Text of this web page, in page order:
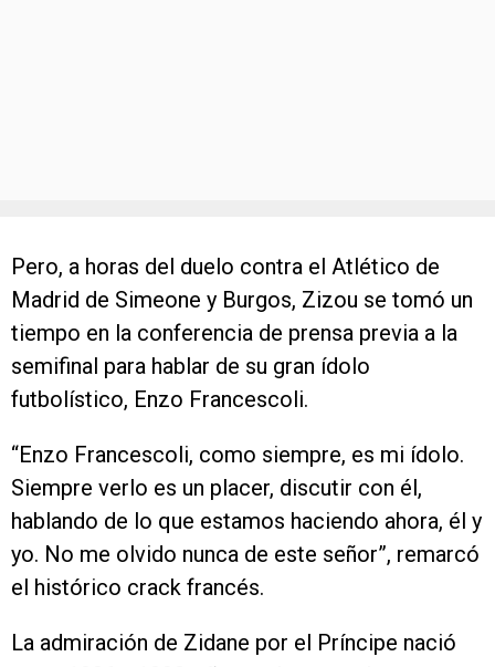
Pero, a horas del duelo contra el Atlético de
Madrid de Simeone y Burgos, Zizou se tomó un
tiempo en la conferencia de prensa previa a la
semifinal para hablar de su gran ídolo
futbolístico, Enzo Francescoli.
“Enzo Francescoli, como siempre, es mi ídolo.
Siempre verlo es un placer, discutir con él,
hablando de lo que estamos haciendo ahora, él y
yo. No me olvido nunca de este señor”, remarcó
el histórico crack francés.
La admiración de Zidane por el Príncipe nació